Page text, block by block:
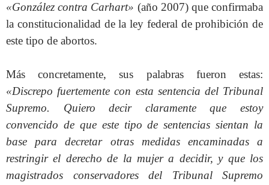
«González contra Carhart» (año 2007) que confirmaba
la constitucionalidad de la ley federal de prohibición de
este tipo de abortos.
Más concretamente, sus palabras fueron estas:
«Discrepo fuertemente con esta sentencia del Tribunal
Supremo. Quiero decir claramente que estoy
convencido de que este tipo de sentencias sientan la
base para decretar otras medidas encaminadas a
restringir el derecho de la mujer a decidir, y que los
magistrados conservadores del Tribunal Supremo